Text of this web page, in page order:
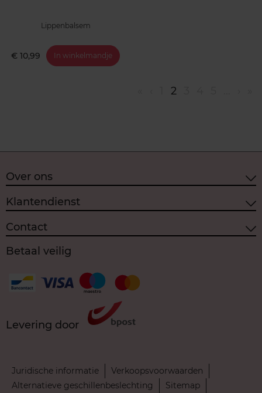
Lippenbalsem
€ 10,99 In winkelmandje
2
Over ons
Klantendienst
Contact
Betaal veilig
Levering door
Juridische informatie
Verkoopsvoorwaarden
Alternatieve geschillenbeslechting
Sitemap